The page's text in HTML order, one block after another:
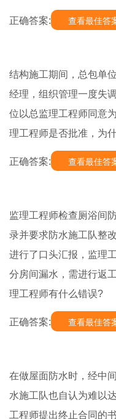
正确答案: 查看最佳答
结构施工期间，总包单
经理，组织管理一度失
位以总监理工程师同意
理工程师是否批准，为
正确答案: 查看最佳答
监理工程师检查厕浴间
录并要求防水施工队整
进行了口头汇报，监理
分房间漏水，需进行返
理工程师有什么错误?
正确答案: 查看最佳答
在做屋面防水时，经中
水施工队也自认为难以
工程师提出终止合同的